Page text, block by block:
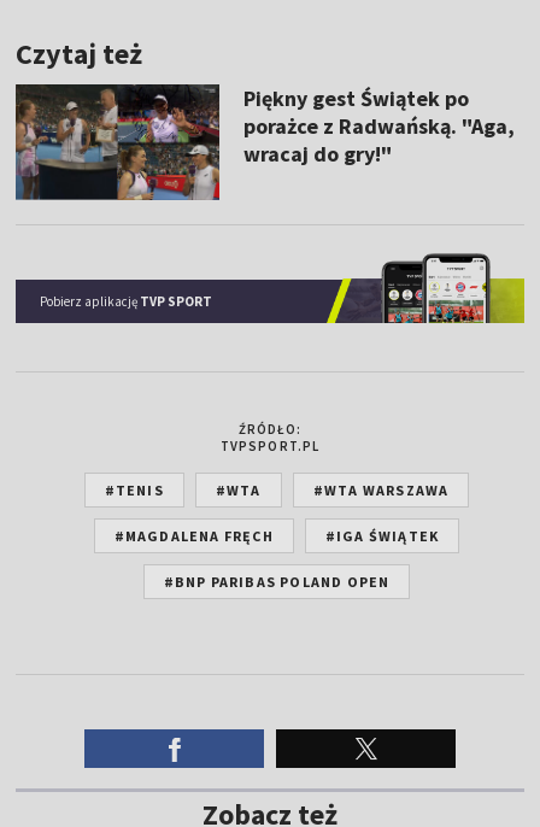
Czytaj też
Piękny gest Świątek po
porażce z Radwańską. "Aga,
wracaj do gry!"
Pobierz aplikację TVP SPORT
ŹRÓDŁO:
TVPSPORT.PL
#TENIS #WTA #WTA WARSZAWA
#MAGDALENA FRĘCH #IGA ŚWIĄTEK
#BNP PARIBAS POLAND OPEN
Zobacz też